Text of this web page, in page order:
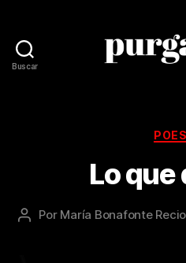
Buscar
Lo que
Autor
Por María Bonafonte Recio